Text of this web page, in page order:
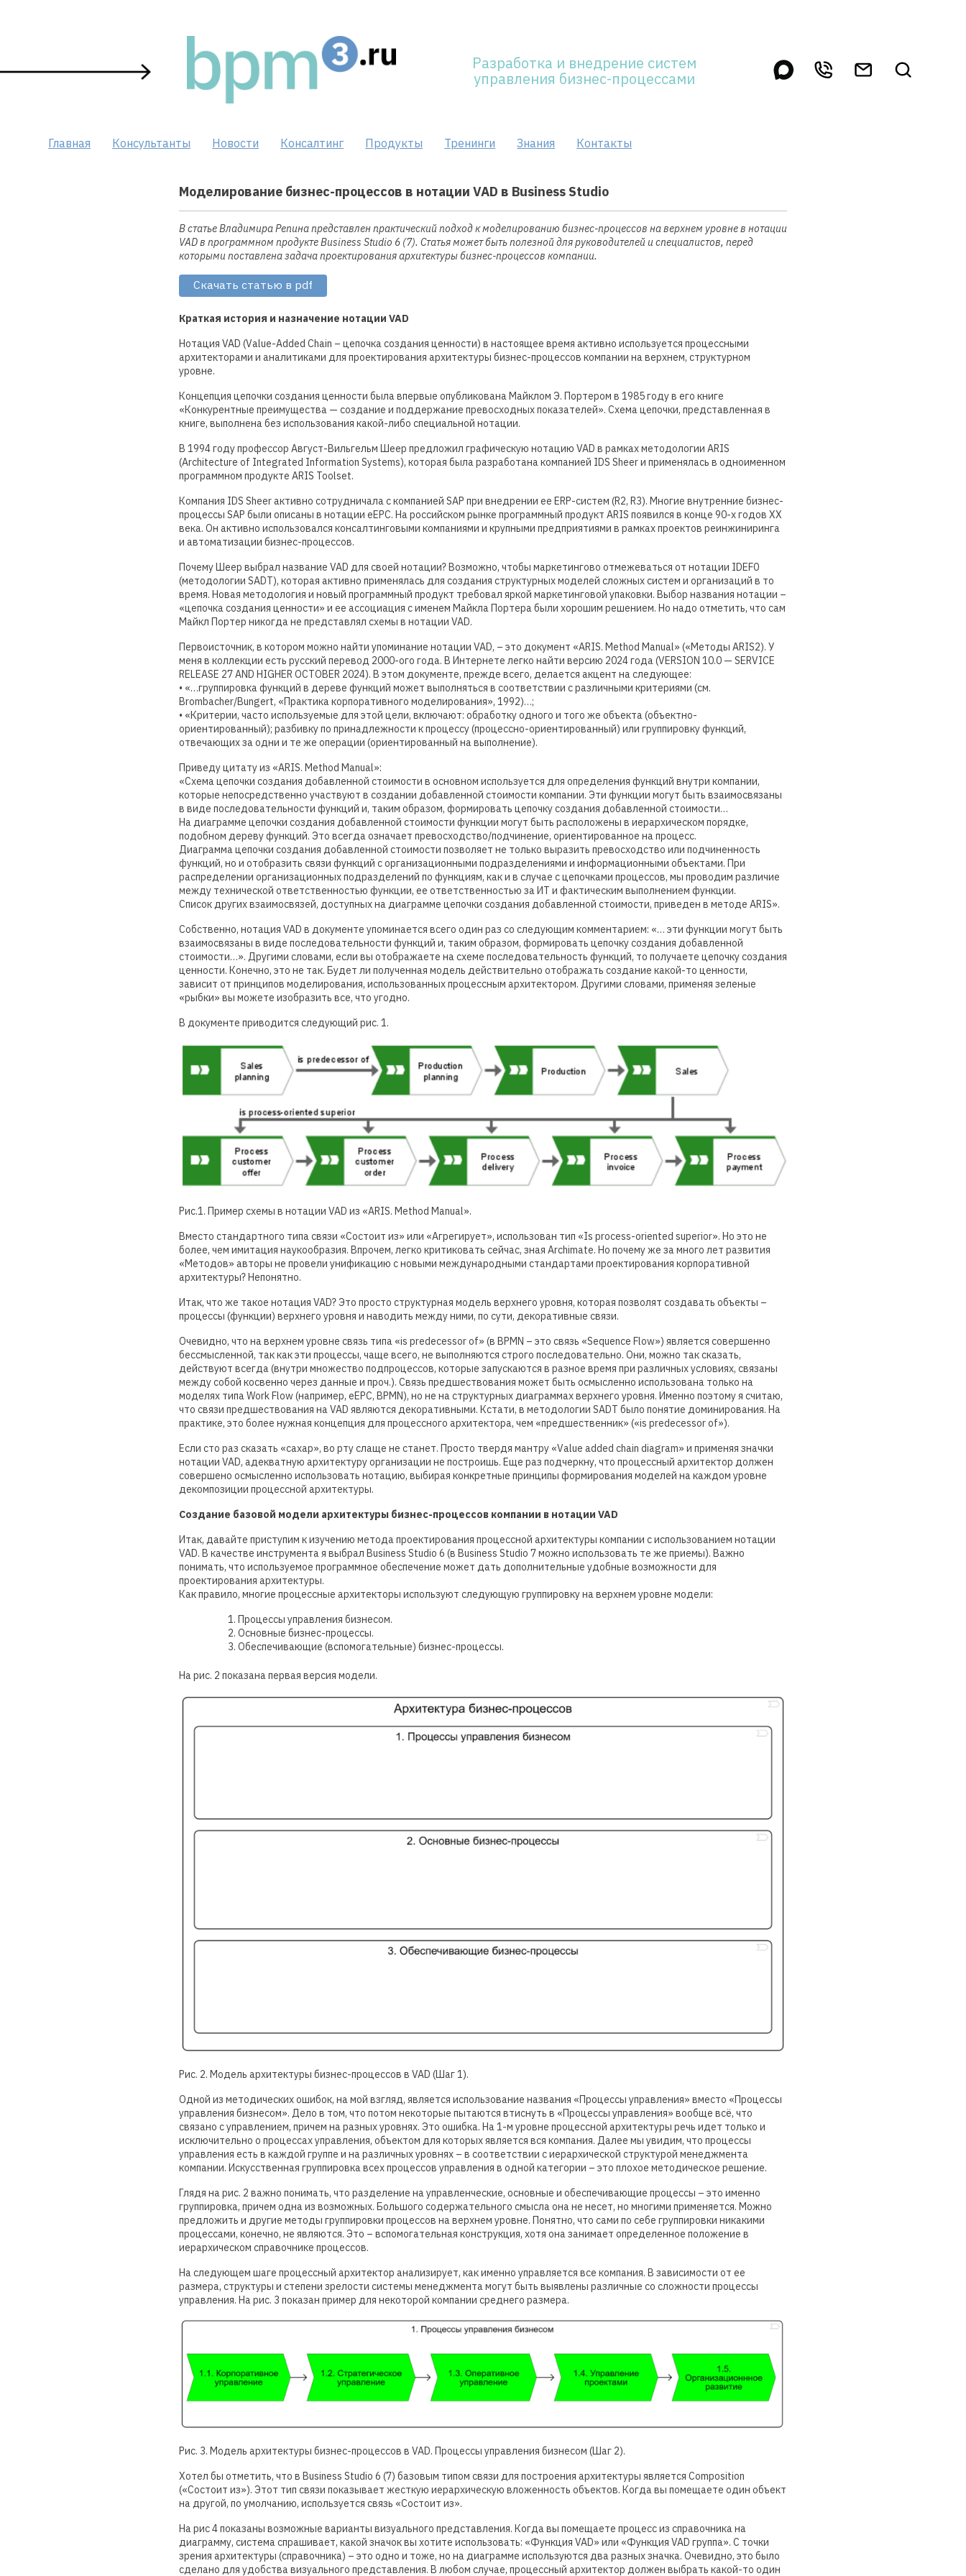
content
Разработка и внедрение систем
управления бизнес-процессами
Главная Консультанты Новости Консалтинг Продукты Тренинги Знания Контакты
Моделирование бизнес-процессов в нотации VAD в Business Studio
В статье Владимира Репина представлен практический подход к моделированию бизнес-процессов на верхнем уровне в нотации
VAD в программном продукте Business Studio 6 (7). Статья может быть полезной для руководителей и специалистов, перед
которыми поставлена задача проектирования архитектуры бизнес-процессов компании.
Скачать статью в pdf
Краткая история и назначение нотации VAD
Нотация VAD (Value-Added Chain – цепочка создания ценности) в настоящее время активно используется процессными
архитекторами и аналитиками для проектирования архитектуры бизнес-процессов компании на верхнем, структурном
уровне.
Концепция цепочки создания ценности была впервые опубликована Майклом Э. Портером в 1985 году в его книге
«Конкурентные преимущества — создание и поддержание превосходных показателей». Схема цепочки, представленная в
книге, выполнена без использования какой-либо специальной нотации.
В 1994 году профессор Август-Вильгельм Шеер предложил графическую нотацию VAD в рамках методологии ARIS
(Architecture of Integrated Information Systems), которая была разработана компанией IDS Sheer и применялась в одноименном
программном продукте ARIS Toolset.
Компания IDS Sheer активно сотрудничала с компанией SAP при внедрении ее ERP-систем (R2, R3). Многие внутренние бизнес-
процессы SAP были описаны в нотации eEPC. На российском рынке программный продукт ARIS появился в конце 90-х годов XX
века. Он активно использовался консалтинговыми компаниями и крупными предприятиями в рамках проектов реинжиниринга
и автоматизации бизнес-процессов.
Почему Шеер выбрал название VAD для своей нотации? Возможно, чтобы маркетингово отмежеваться от нотации IDEF0
(методологии SADT), которая активно применялась для создания структурных моделей сложных систем и организаций в то
время. Новая методология и новый программный продукт требовал яркой маркетинговой упаковки. Выбор названия нотации –
«цепочка создания ценности» и ее ассоциация с именем Майкла Портера были хорошим решением. Но надо отметить, что сам
Майкл Портер никогда не представлял схемы в нотации VAD.
Первоисточник, в котором можно найти упоминание нотации VAD, – это документ «ARIS. Method Manual» («Методы ARIS2). У
меня в коллекции есть русский перевод 2000-ого года. В Интернете легко найти версию 2024 года (VERSION 10.0 — SERVICE
RELEASE 27 AND HIGHER OCTOBER 2024). В этом документе, прежде всего, делается акцент на следующее:
• «…группировка функций в дереве функций может выполняться в соответствии с различными критериями (см.
Brombacher/Bungert, «Практика корпоративного моделирования», 1992)…;
• «Критерии, часто используемые для этой цели, включают: обработку одного и того же объекта (объектно-
ориентированный); разбивку по принадлежности к процессу (процессно-ориентированный) или группировку функций,
отвечающих за одни и те же операции (ориентированный на выполнение).
Приведу цитату из «ARIS. Method Manual»:
«Схема цепочки создания добавленной стоимости в основном используется для определения функций внутри компании,
которые непосредственно участвуют в создании добавленной стоимости компании. Эти функции могут быть взаимосвязаны
в виде последовательности функций и, таким образом, формировать цепочку создания добавленной стоимости…
На диаграмме цепочки создания добавленной стоимости функции могут быть расположены в иерархическом порядке,
подобном дереву функций. Это всегда означает превосходство/подчинение, ориентированное на процесс.
Диаграмма цепочки создания добавленной стоимости позволяет не только выразить превосходство или подчиненность
функций, но и отобразить связи функций с организационными подразделениями и информационными объектами. При
распределении организационных подразделений по функциям, как и в случае с цепочками процессов, мы проводим различие
между технической ответственностью функции, ее ответственностью за ИТ и фактическим выполнением функции.
Список других взаимосвязей, доступных на диаграмме цепочки создания добавленной стоимости, приведен в методе ARIS».
Собственно, нотация VAD в документе упоминается всего один раз со следующим комментарием: «… эти функции могут быть
взаимосвязаны в виде последовательности функций и, таким образом, формировать цепочку создания добавленной
стоимости…». Другими словами, если вы отображаете на схеме последовательность функций, то получаете цепочку создания
ценности. Конечно, это не так. Будет ли полученная модель действительно отображать создание какой-то ценности,
зависит от принципов моделирования, использованных процессным архитектором. Другими словами, применяя зеленые
«рыбки» вы можете изобразить все, что угодно.
В документе приводится следующий рис. 1.
Рис.1. Пример схемы в нотации VAD из «ARIS. Method Manual».
Вместо стандартного типа связи «Состоит из» или «Агрегирует», использован тип «Is process-oriented superior». Но это не
более, чем имитация наукообразия. Впрочем, легко критиковать сейчас, зная Archimate. Но почему же за много лет развития
«Методов» авторы не провели унификацию с новыми международными стандартами проектирования корпоративной
архитектуры? Непонятно.
Итак, что же такое нотация VAD? Это просто структурная модель верхнего уровня, которая позволят создавать объекты –
процессы (функции) верхнего уровня и наводить между ними, по сути, декоративные связи.
Очевидно, что на верхнем уровне связь типа «is predecessor of» (в BPMN – это связь «Sequence Flow») является совершенно
бессмысленной, так как эти процессы, чаще всего, не выполняются строго последовательно. Они, можно так сказать,
действуют всегда (внутри множество подпроцессов, которые запускаются в разное время при различных условиях, связаны
между собой косвенно через данные и проч.). Связь предшествования может быть осмысленно использована только на
моделях типа Work Flow (например, eEPC, BPMN), но не на структурных диаграммах верхнего уровня. Именно поэтому я считаю,
что связи предшествования на VAD являются декоративными. Кстати, в методологии SADT было понятие доминирования. На
практике, это более нужная концепция для процессного архитектора, чем «предшественник» («is predecessor of»).
Если сто раз сказать «сахар», во рту слаще не станет. Просто твердя мантру «Value added chain diagram» и применяя значки
нотации VAD, адекватную архитектуру организации не построишь. Еще раз подчеркну, что процессный архитектор должен
совершено осмысленно использовать нотацию, выбирая конкретные принципы формирования моделей на каждом уровне
декомпозиции процессной архитектуры.
Создание базовой модели архитектуры бизнес-процессов компании в нотации VAD
Итак, давайте приступим к изучению метода проектирования процессной архитектуры компании с использованием нотации
VAD. В качестве инструмента я выбрал Business Studio 6 (в Business Studio 7 можно использовать те же приемы). Важно
понимать, что используемое программное обеспечение может дать дополнительные удобные возможности для
проектирования архитектуры.
Как правило, многие процессные архитекторы используют следующую группировку на верхнем уровне модели:
Процессы управления бизнесом.
Основные бизнес-процессы.
Обеспечивающие (вспомогательные) бизнес-процессы.
На рис. 2 показана первая версия модели.
Рис. 2. Модель архитектуры бизнес-процессов в VAD (Шаг 1).
Одной из методических ошибок, на мой взгляд, является использование названия «Процессы управления» вместо «Процессы
управления бизнесом». Дело в том, что потом некоторые пытаются втиснуть в «Процессы управления» вообще всё, что
связано с управлением, причем на разных уровнях. Это ошибка. На 1-м уровне процессной архитектуры речь идет только и
исключительно о процессах управления, объектом для которых является вся компания. Далее мы увидим, что процессы
управления есть в каждой группе и на различных уровнях – в соответствии с иерархической структурой менеджмента
компании. Искусственная группировка всех процессов управления в одной категории – это плохое методическое решение.
Глядя на рис. 2 важно понимать, что разделение на управленческие, основные и обеспечивающие процессы – это именно
группировка, причем одна из возможных. Большого содержательного смысла она не несет, но многими применяется. Можно
предложить и другие методы группировки процессов на верхнем уровне. Понятно, что сами по себе группировки никакими
процессами, конечно, не являются. Это – вспомогательная конструкция, хотя она занимает определенное положение в
иерархическом справочнике процессов.
На следующем шаге процессный архитектор анализирует, как именно управляется все компания. В зависимости от ее
размера, структуры и степени зрелости системы менеджмента могут быть выявлены различные со сложности процессы
управления. На рис. 3 показан пример для некоторой компании среднего размера.
Рис. 3. Модель архитектуры бизнес-процессов в VAD. Процессы управления бизнесом (Шаг 2).
Хотел бы отметить, что в Business Studio 6 (7) базовым типом связи для построения архитектуры является Composition
(«Состоит из»). Этот тип связи показывает жесткую иерархическую вложенность объектов. Когда вы помещаете один объект
на другой, по умолчанию, используется связь «Состоит из».
На рис 4 показаны возможные варианты визуального представления. Когда вы помещаете процесс из справочника на
диаграмму, система спрашивает, какой значок вы хотите использовать: «Функция VAD» или «Функция VAD группа». С точки
зрения архитектуры (справочника) – это одно и тоже, но на диаграмме используются два разных значка. Очевидно, это было
сделано для удобства визуального представления. В любом случае, процессный архитектор должен выбрать какой-то один